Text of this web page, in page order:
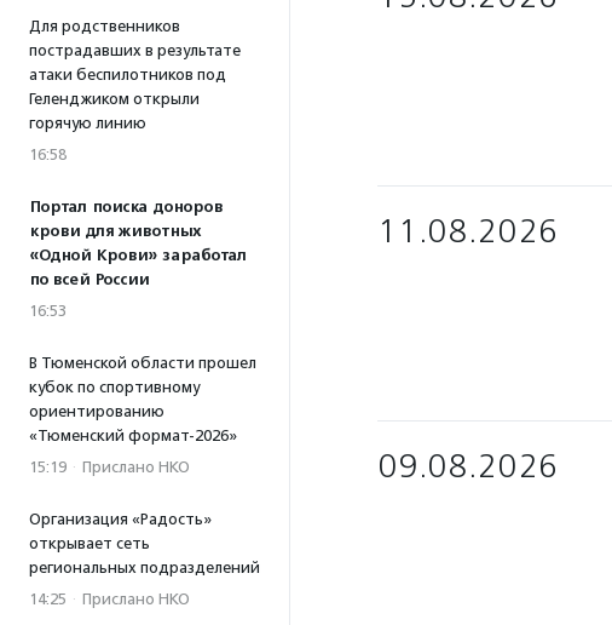
Для родственников
пострадавших в результате
атаки беспилотников под
Геленджиком открыли
горячую линию
16:58
Портал поиска доноров
крови для животных
«Одной Крови» заработал
по всей России
16:53
В Тюменской области прошел
кубок по спортивному
ориентированию
«Тюменский формат-2026»
15:19 · Прислано НКО
Организация «Радость»
открывает сеть
региональных подразделений
14:25 · Прислано НКО
11.08.2026
09.08.2026